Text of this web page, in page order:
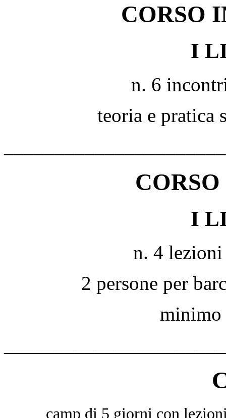
CORSO
I
n. 6
teoria e pratica
I
n. 4 lezioni
2 persone per
minimo
camp di 5 giorni con